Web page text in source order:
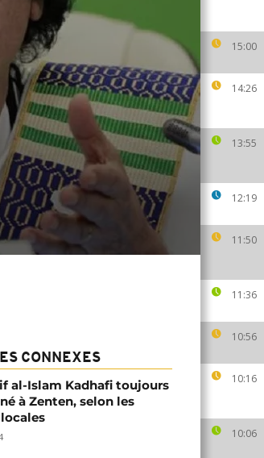
15:00
14:26
13:55
12:19
11:50
11:36
10:56
10:16
10:06
CONNEXES
al-Islam Kadhafi toujours
à Zenten, selon les